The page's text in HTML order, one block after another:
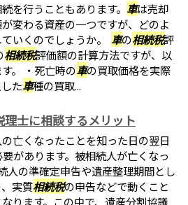
を行うこともあります。 車は売却
変わる資産の一つですが、どのよ
いくのでしょうか。 車の相続税評
相続税評価額の計算方法ですが、以
。 ・死亡時の車の買取価格を実際
た車種の買取...
士に相談するメリット
亡くなったことを知った日の翌日
があります。被相続人が亡くなっ
人の準確定申告や遺産整理期間とし
実質相続税の申告などで動くこと
ります。この中で、遺産分割協議